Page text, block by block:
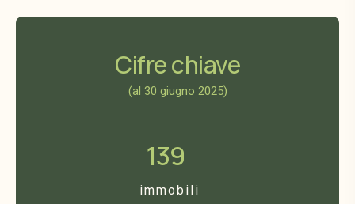
Cifre chiave
(al 30 giugno 2025)
139
immobili